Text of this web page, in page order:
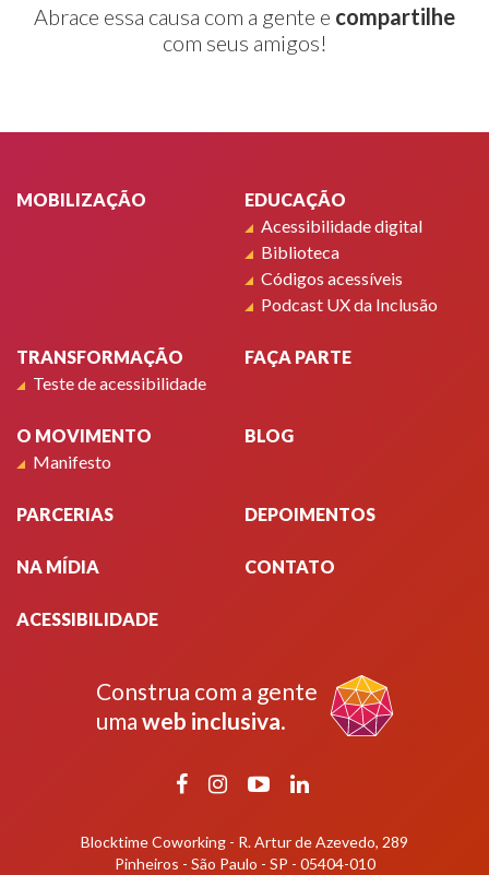
Abrace essa causa com a gente e compartilhe
com seus amigos!
MOBILIZAÇÃO
EDUCAÇÃO
Acessibilidade digital
Biblioteca
Códigos acessíveis
Podcast UX da Inclusão
TRANSFORMAÇÃO
Teste de acessibilidade
FAÇA PARTE
O MOVIMENTO
Manifesto
BLOG
PARCERIAS DEPOIMENTOS
NA MÍDIA CONTATO
ACESSIBILIDADE
Construa com a gente
uma web inclusiva.
Facebook
Instagram
YouTubeLinkedIn
Blocktime Coworking - R. Artur de Azevedo, 289
Pinheiros - São Paulo - SP - 05404-010